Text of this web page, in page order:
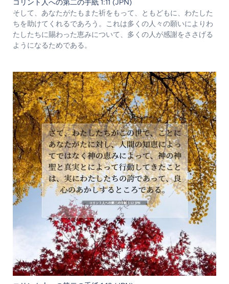
コリント人への第二の手紙 1:11 (JPN)
そして、あなたがたもまた祈をもって、ともどもに、わたした
ちを助けてくれるであろう。これは多くの人々の願いによりわ
たしたちに賜わった恵みについて、多くの人が感謝をささげる
ようになるためである。